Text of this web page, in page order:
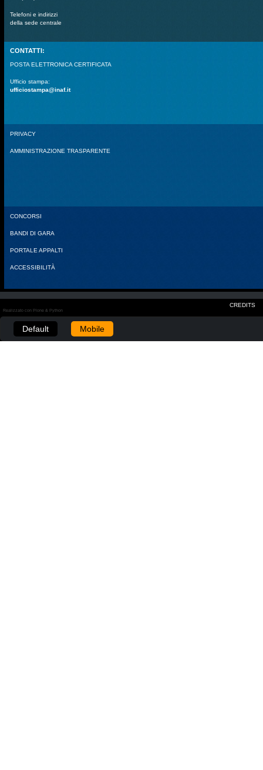
Telefoni e indirizzi
della sede centrale
CONTATTI:
POSTA ELETTRONICA CERTIFICATA
Ufficio stampa:
ufficiostampa@inaf.it
PRIVACY
AMMINISTRAZIONE TRASPARENTE
CONCORSI
BANDI DI GARA
PORTALE APPALTI
ACCESSIBILITÀ
CREDITS
Realizzato con Plone & Python
Default Mobile